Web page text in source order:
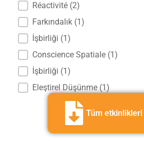
Réactivité (2)
Farkındalık (1)
İşbirliği (1)
Conscience Spatiale (1)
İşbirliği (1)
Eleştirel Düşünme (1)
Tüm